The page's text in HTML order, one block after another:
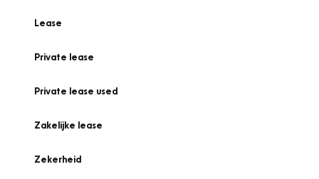
Lease
Private lease
Private lease used
Zakelijke lease
Zekerheid